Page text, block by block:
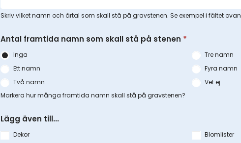
Skriv vilket namn och årtal som skall stå på gravstenen. Se exempel i fältet ovan
Antal framtida namn som skall stå på stenen *
Inga
Tre namn
Ett namn
Fyra namn
Två namn
Vet ej
Markera hur många framtida namn skall stå på gravstenen?
Lägg även till...
Dekor
Blomlister